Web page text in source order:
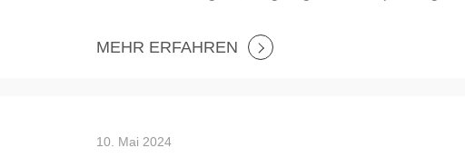
unverzichtbar macht. YSC-ROBOT, ein führender
MEHR ERFAHREN
10. Mai 2024